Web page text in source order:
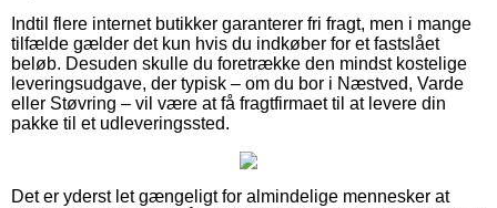
Indtil flere internet butikker garanterer fri fragt, men i mange
tilfælde gælder det kun hvis du indkøber for et fastslået
beløb. Desuden skulle du foretrække den mindst kostelige
leveringsudgave, der typisk – om du bor i Næstved, Varde
eller Støvring – vil være at få fragtfirmaet til at levere din
pakke til et udleveringssted.
Det er yderst let gængeligt for almindelige mennesker at